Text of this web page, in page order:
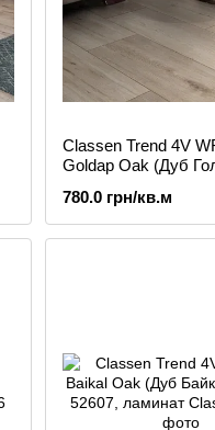
Classen Trend 4V
Goldap Oak (Дуб
780.0 грн/кв.м